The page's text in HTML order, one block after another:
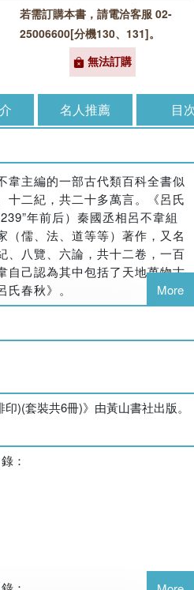
若需訂購本書，請電洽客服 02-
25006600[分機130、131]。
無法訂購
名人推薦 目
韋主編的一部古代類百科全書似
十二紀，共二十多萬言。《呂氏
年前后）秦國丞相呂不韋組
（儒、法、道等等）著作，又名
、八覽、六論，共十二卷，一百
自己認為其中包括了天地萬物古
春秋》。
More
)(套裝共6冊)》由黃山書社出版。
：